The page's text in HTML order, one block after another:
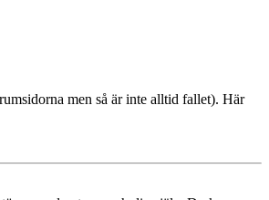
men så är inte alltid fallet). Här